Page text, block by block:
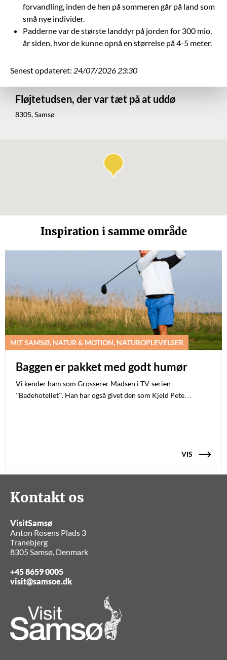
forvandling, inden de hen på sommeren går på land som
små nye individer.
Padderne var de største landdyr på jorden for 300 mio.
år siden, hvor de kunne opnå en størrelse på 4-5 meter.
Senest opdateret: 24/07/2026 23:30
Fløjtetudsen, der var tæt på at uddø
8305, Samsø
Inspiration i samme område
MIT SAMSØ, NATUR & MOTION, NATUROPLEVELSER
Baggen er pakket med godt humør
Vi kender ham som Grosserer Madsen i TV-serien
”Badehotellet”. Han har også givet den som Kjeld Pete…
VIS
Kontakt os
VisitSamsø
Anton Rosens Plads 3
Tranebjerg
8305 Samsø, Denmark
+45 8659 0005
visit@samsoe.dk